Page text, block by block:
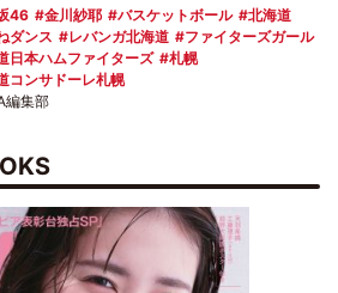
46 金川紗耶 バスケットボール
北海道
ダンス
レバンガ北海道
ファイターズガール
日本ハムファイターズ
札幌
コンサドーレ札幌
編集部